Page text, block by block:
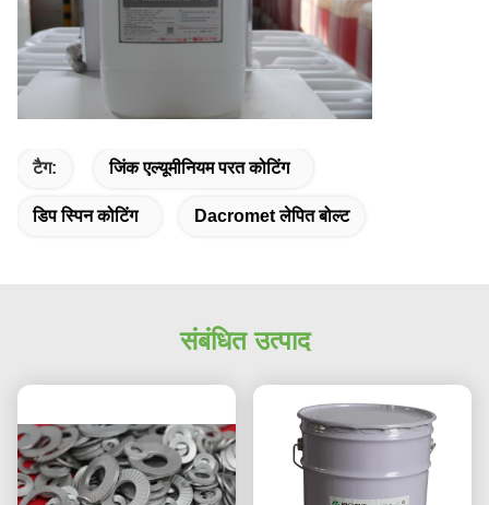
टैग: जिंक एल्यूमीनियम परत कोटिंग
डिप स्पिन कोटिंग Dacromet लेपित बोल्ट
संबंधित उत्पाद